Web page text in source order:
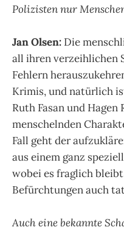
Polizisten nur
Jan Olsen: Die
all ihren verzeihlichen
Fehlern
Krimis, und natürlich
Ruth Fasan und
menschelnden
Fall geht der
aus einem ganz
wobei es fraglich
Befürchtungen auch
Auch eine bekannte